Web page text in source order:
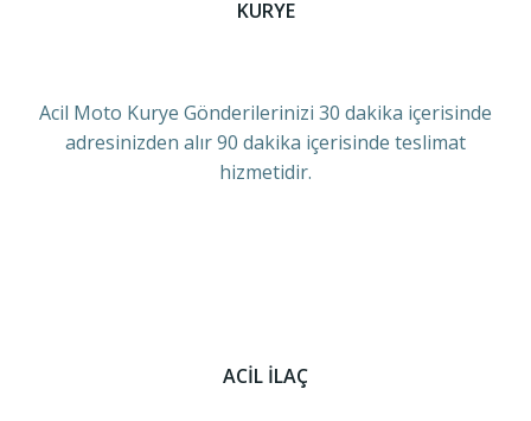
KURYE
Acil Moto Kurye Gönderilerinizi 30 dakika içerisinde
adresinizden alır 90 dakika içerisinde teslimat
hizmetidir.
ACİL İLAÇ